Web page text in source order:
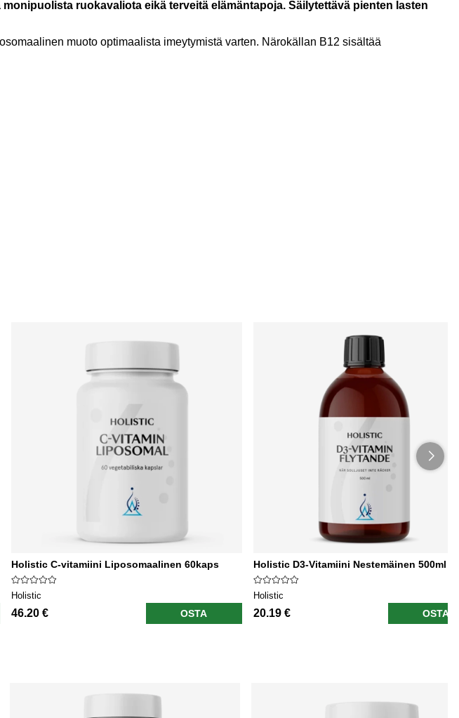
ruokavaliota eikä terveitä elämäntapoja. Säilytettävä pienten lasten
muoto optimaalista imeytymistä varten. Närokällan B12 sisältää
Holistic C-vitamiini Liposomaalinen 60kaps
Holistic
46.20 € OSTA
Holistic D3-Vitamiini Nestemäinen 500ml
Holistic
20.19 € OSTA